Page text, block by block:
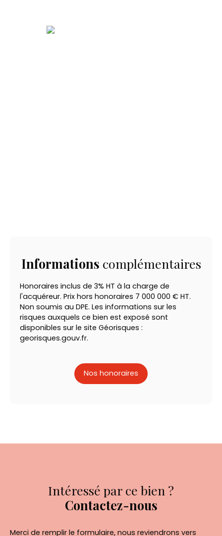
Informations complémentaires
Honoraires inclus de 3% HT à la charge de
l'acquéreur. Prix hors honoraires 7 000 000 € HT.
Non soumis au DPE. Les informations sur les
risques auxquels ce bien est exposé sont
disponibles sur le site Géorisques :
georisques.gouv.fr.
Nos honoraires
Intéressé par ce bien ?
Contactez-nous
Merci de remplir le formulaire, nous reviendrons vers